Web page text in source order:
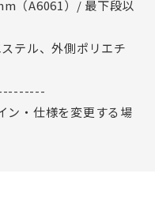
（A6061）/ 最下段以
テル、外側ポリエチ
ン・仕様を変更する場